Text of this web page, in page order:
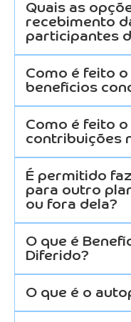
Quais as
recebimento
participantes
Como é feito
benefícios
Como é feito
contribuições
É permitido
para outro
ou fora dela?
O que é
Diferido?
O que é o